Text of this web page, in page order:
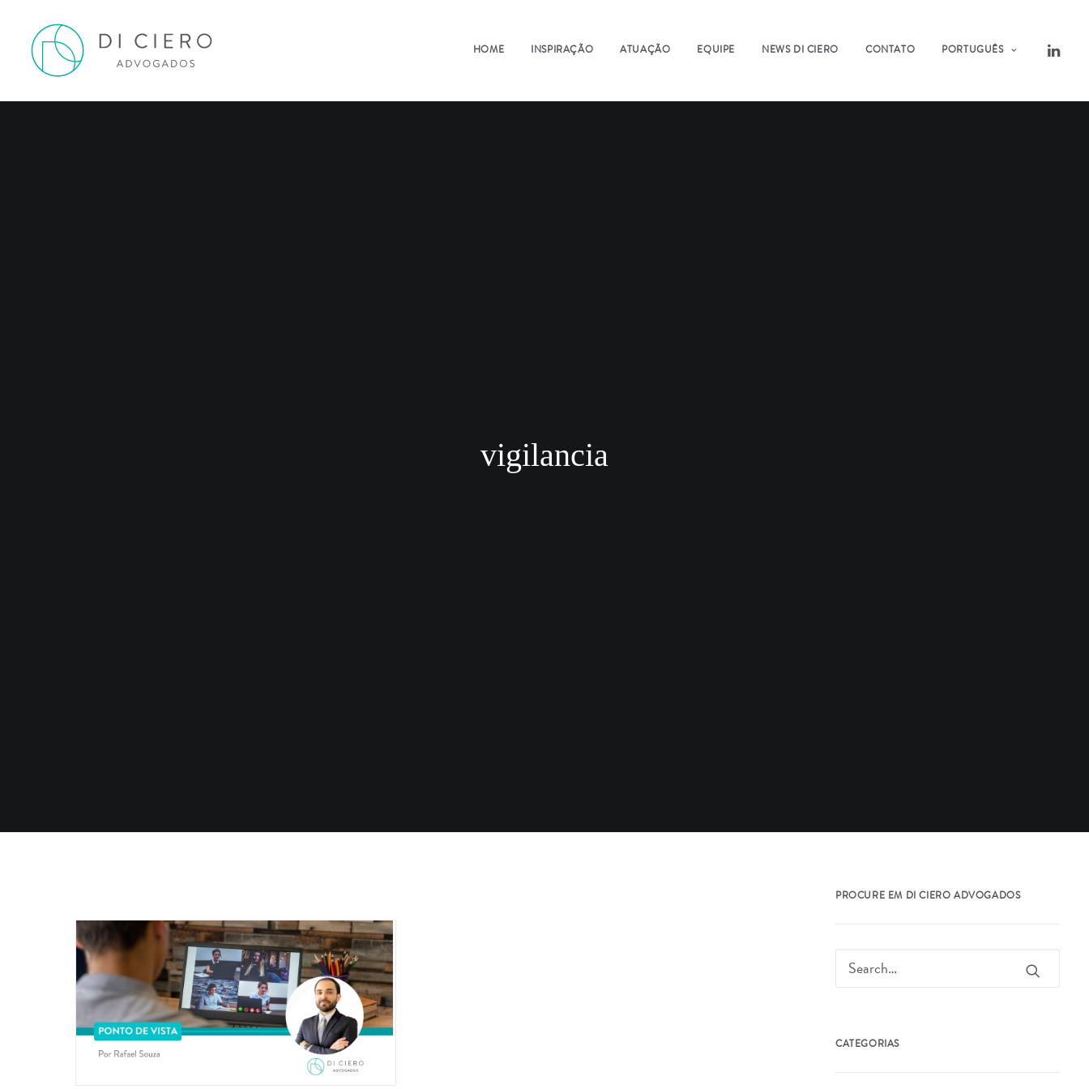
HOME INSPIRAÇÃO ATUAÇÃO EQUIPE NEWS DI CIERO CONTATO PORTUGUÊS
vigilancia
PROCURE EM DI CIERO ADVOGADOS
CATEGORIAS